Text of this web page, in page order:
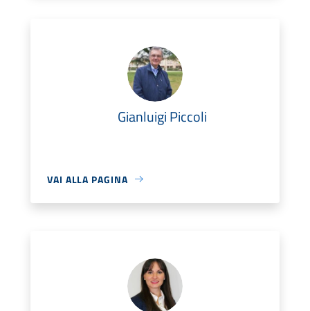
Gianluigi Piccoli
VAI ALLA PAGINA